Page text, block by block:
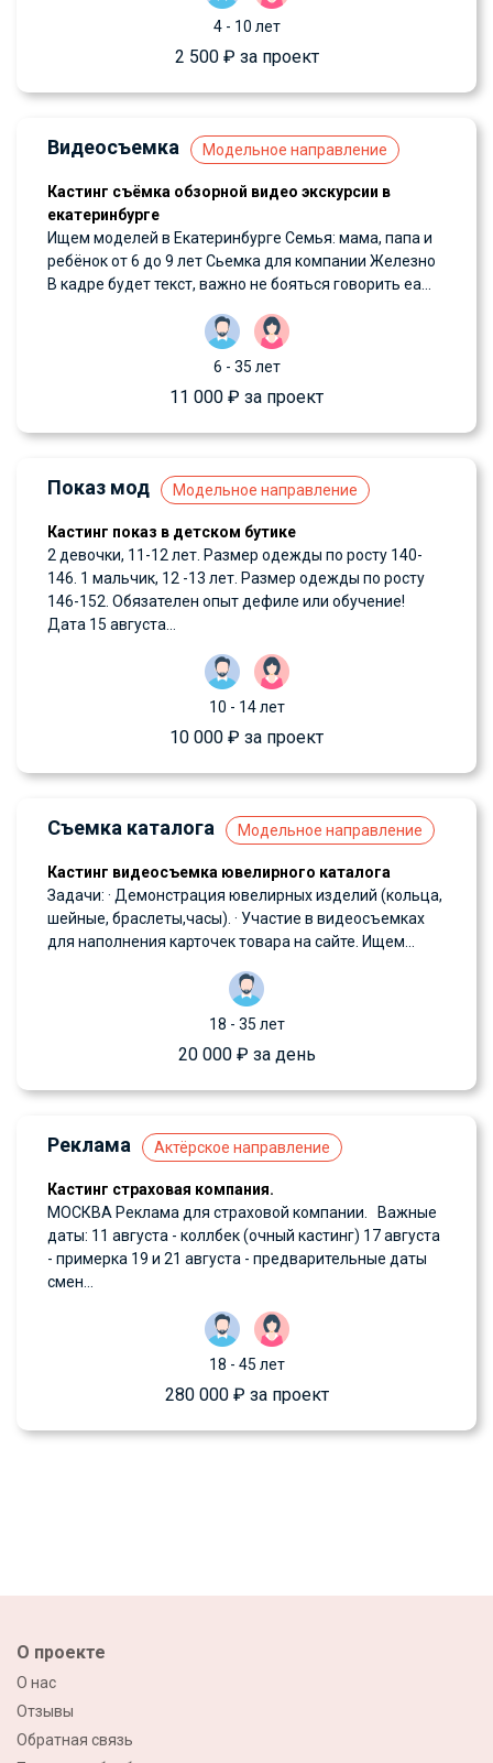
4 - 10 лет
2 500 ₽ за проект
Видеосъемка Модельное направление
Кастинг съёмка обзорной видео экскурсии в
екатеринбурге
Ищем моделей в Екатеринбурге Семья: мама, папа и
ребёнок от 6 до 9 лет Сьемка для компании Железно
В кадре будет текст, важно не бояться говорить еа...
6 - 35 лет
11 000 ₽ за проект
Показ мод Модельное направление
Кастинг показ в детском бутике
2 девочки, 11-12 лет. Размер одежды по росту 140-
146. 1 мальчик, 12 -13 лет. Размер одежды по росту
146-152. Обязателен опыт дефиле или обучение!
Дата 15 августа...
10 - 14 лет
10 000 ₽ за проект
Съемка каталога Модельное направление
Кастинг видеосъемка ювелирного каталога
Задачи: · Демонстрация ювелирных изделий (кольца,
шейные, браслеты,часы). · Участие в видеосъемках
для наполнения карточек товара на сайте. Ищем...
18 - 35 лет
20 000 ₽ за день
Реклама Актёрское направление
Кастинг страховая компания.
МОСКВА Реклама для страховой компании. Важные
даты: 11 августа - коллбек (очный кастинг) 17 августа
- примерка 19 и 21 августа - предварительные даты
смен...
18 - 45 лет
280 000 ₽ за проект
О проекте
О нас
Отзывы
Обратная связь